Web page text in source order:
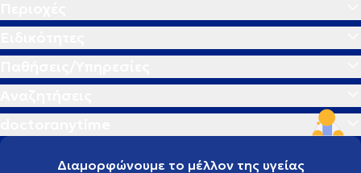
Διαμορφώνουμε το μέλλον της υγείας